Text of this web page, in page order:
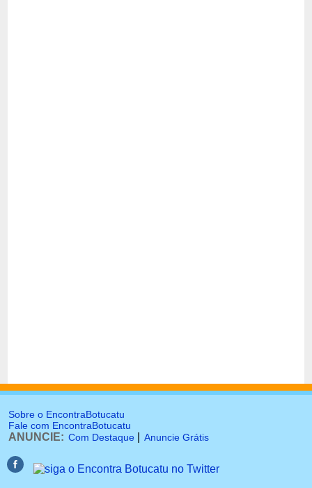
Sobre o EncontraBotucatu
Fale com EncontraBotucatu
ANUNCIE: Com Destaque Anuncie Grátis